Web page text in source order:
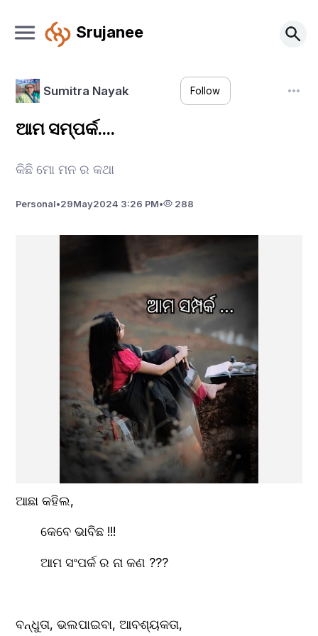
Srujanee
Sumitra Nayak Follow
ଆମ ସମ୍ପର୍କ....
କିଛି ମୋ ମନ ର କଥା
Personal•29May2024 3:26 PM• 288
ଆଛା କହିଲ,
       କେବେ ଭାବିଛ !!!
       ଆମ ସଂପର୍କ ର ନା କଣ ???
ବନ୍ଧୁତା, ଭଲପାଇବା, ଆବଶ୍ୟକତା,